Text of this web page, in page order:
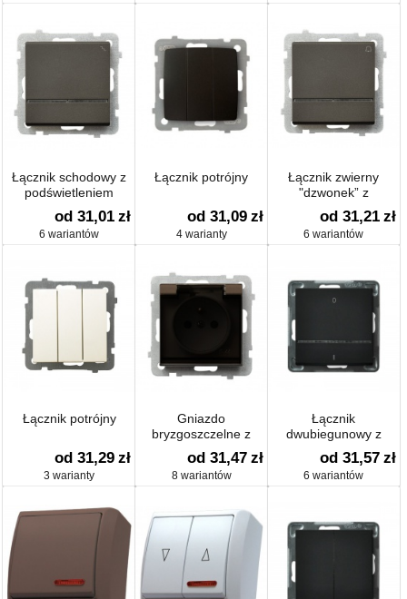
Łącznik schodowy z
podświetleniem
od 31,01 zł
6 wariantów
Łącznik potrójny
od 31,09 zł
4 warianty
Łącznik zwierny
"dzwonek” z
podświetleniem
od 31,21 zł
6 wariantów
Łącznik potrójny
od 31,29 zł
3 warianty
Gniazdo
bryzgoszczelne z
uziemieniem IP-44
od 31,47 zł
8 wariantów
Łącznik
dwubiegunowy z
podświetleniem
od 31,57 zł
6 wariantów